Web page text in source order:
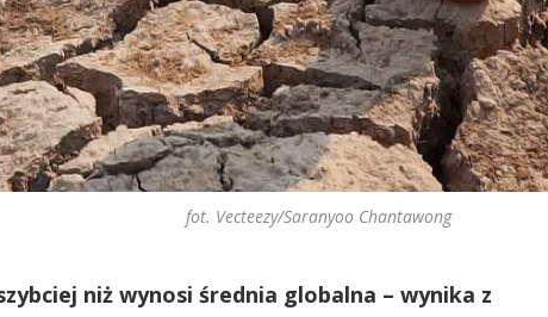
fot. Vecteezy/Saranyoo Chantawong
niż wynosi średnia globalna – wynika z